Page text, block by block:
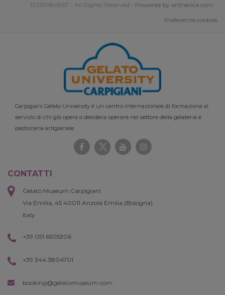
13239980967 - All Rights Reserved - Powered by antherica.com -
Preferenze cookies
Carpigiani Gelato University è un centro internazionale di formazione al
servizio di chi già opera o desidera operare nel settore della gelateria e
pasticceria artigianale.
CONTATTI
Gelato Museum Carpigiani
Via Emilia, 45 40011 Anzola Emilia (Bologna)
Italy
+39 051 6505306
+39 344 3804701
booking@gelatomuseum.com